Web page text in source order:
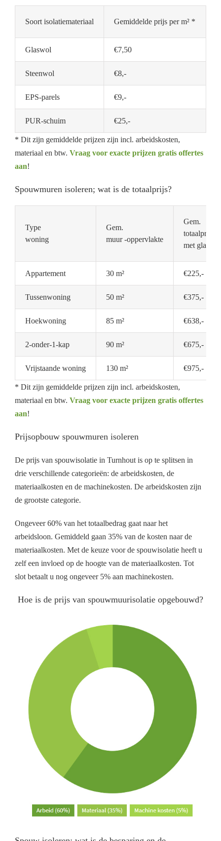
Soort isolatiemateriaal Gemiddelde prijs per m² *
Glaswol €7,50
Steenwol €8,-
EPS-parels €9,-
PUR-schuim €25,-
* Dit zijn gemiddelde prijzen zijn incl. arbeidskosten,
materiaal en btw. Vraag voor exacte prijzen gratis offertes
aan!
Spouwmuren isoleren; wat is de totaalprijs?
Type
woning
Gem.
muur -oppervlakte
Gem.
totaalprijs
met
Appartement 30 m² €225,-
Tussenwoning 50 m² €375,-
Hoekwoning 85 m² €638,-
2-onder-1-kap 90 m² €675,-
Vrijstaande woning 130 m² €975,-
* Dit zijn gemiddelde prijzen zijn incl. arbeidskosten,
materiaal en btw. Vraag voor exacte prijzen gratis offertes
aan!
Prijsopbouw spouwmuren isoleren
De prijs van spouwisolatie in Turnhout is op te splitsen in
drie verschillende categorieën: de arbeidskosten, de
materiaalkosten en de machinekosten. De arbeidskosten zijn
de grootste categorie.
Ongeveer 60% van het totaalbedrag gaat naar het
arbeidsloon. Gemiddeld gaan 35% van de kosten naar de
materiaalkosten. Met de keuze voor de spouwisolatie heeft u
zelf een invloed op de hoogte van de materiaalkosten. Tot
slot betaalt u nog ongeveer 5% aan machinekosten.
Hoe is de prijs van spouwmuurisolatie opgebouwd?